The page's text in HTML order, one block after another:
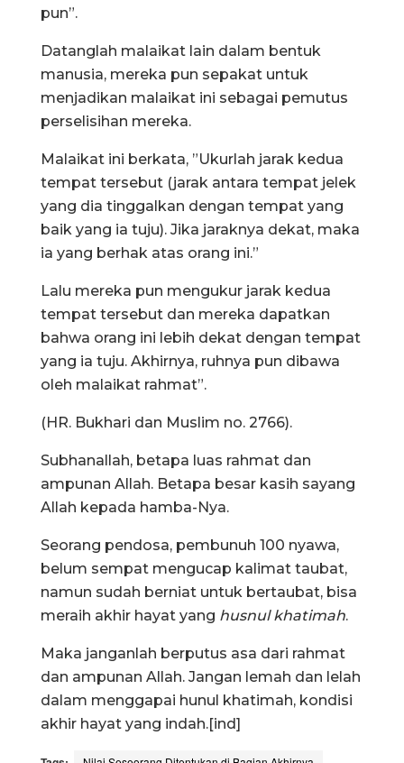
pun”.
Datanglah malaikat lain dalam bentuk
manusia, mereka pun sepakat untuk
menjadikan malaikat ini sebagai pemutus
perselisihan mereka.
Malaikat ini berkata, ”Ukurlah jarak kedua
tempat tersebut (jarak antara tempat jelek
yang dia tinggalkan dengan tempat yang
baik yang ia tuju). Jika jaraknya dekat, maka
ia yang berhak atas orang ini.”
Lalu mereka pun mengukur jarak kedua
tempat tersebut dan mereka dapatkan
bahwa orang ini lebih dekat dengan tempat
yang ia tuju. Akhirnya, ruhnya pun dibawa
oleh malaikat rahmat”.
(HR. Bukhari dan Muslim no. 2766).
Subhanallah, betapa luas rahmat dan
ampunan Allah. Betapa besar kasih sayang
Allah kepada hamba-Nya.
Seorang pendosa, pembunuh 100 nyawa,
belum sempat mengucap kalimat taubat,
namun sudah berniat untuk bertaubat, bisa
meraih akhir hayat yang husnul khatimah.
Maka janganlah berputus asa dari rahmat
dan ampunan Allah. Jangan lemah dan lelah
dalam menggapai hunul khatimah, kondisi
akhir hayat yang indah.[ind]